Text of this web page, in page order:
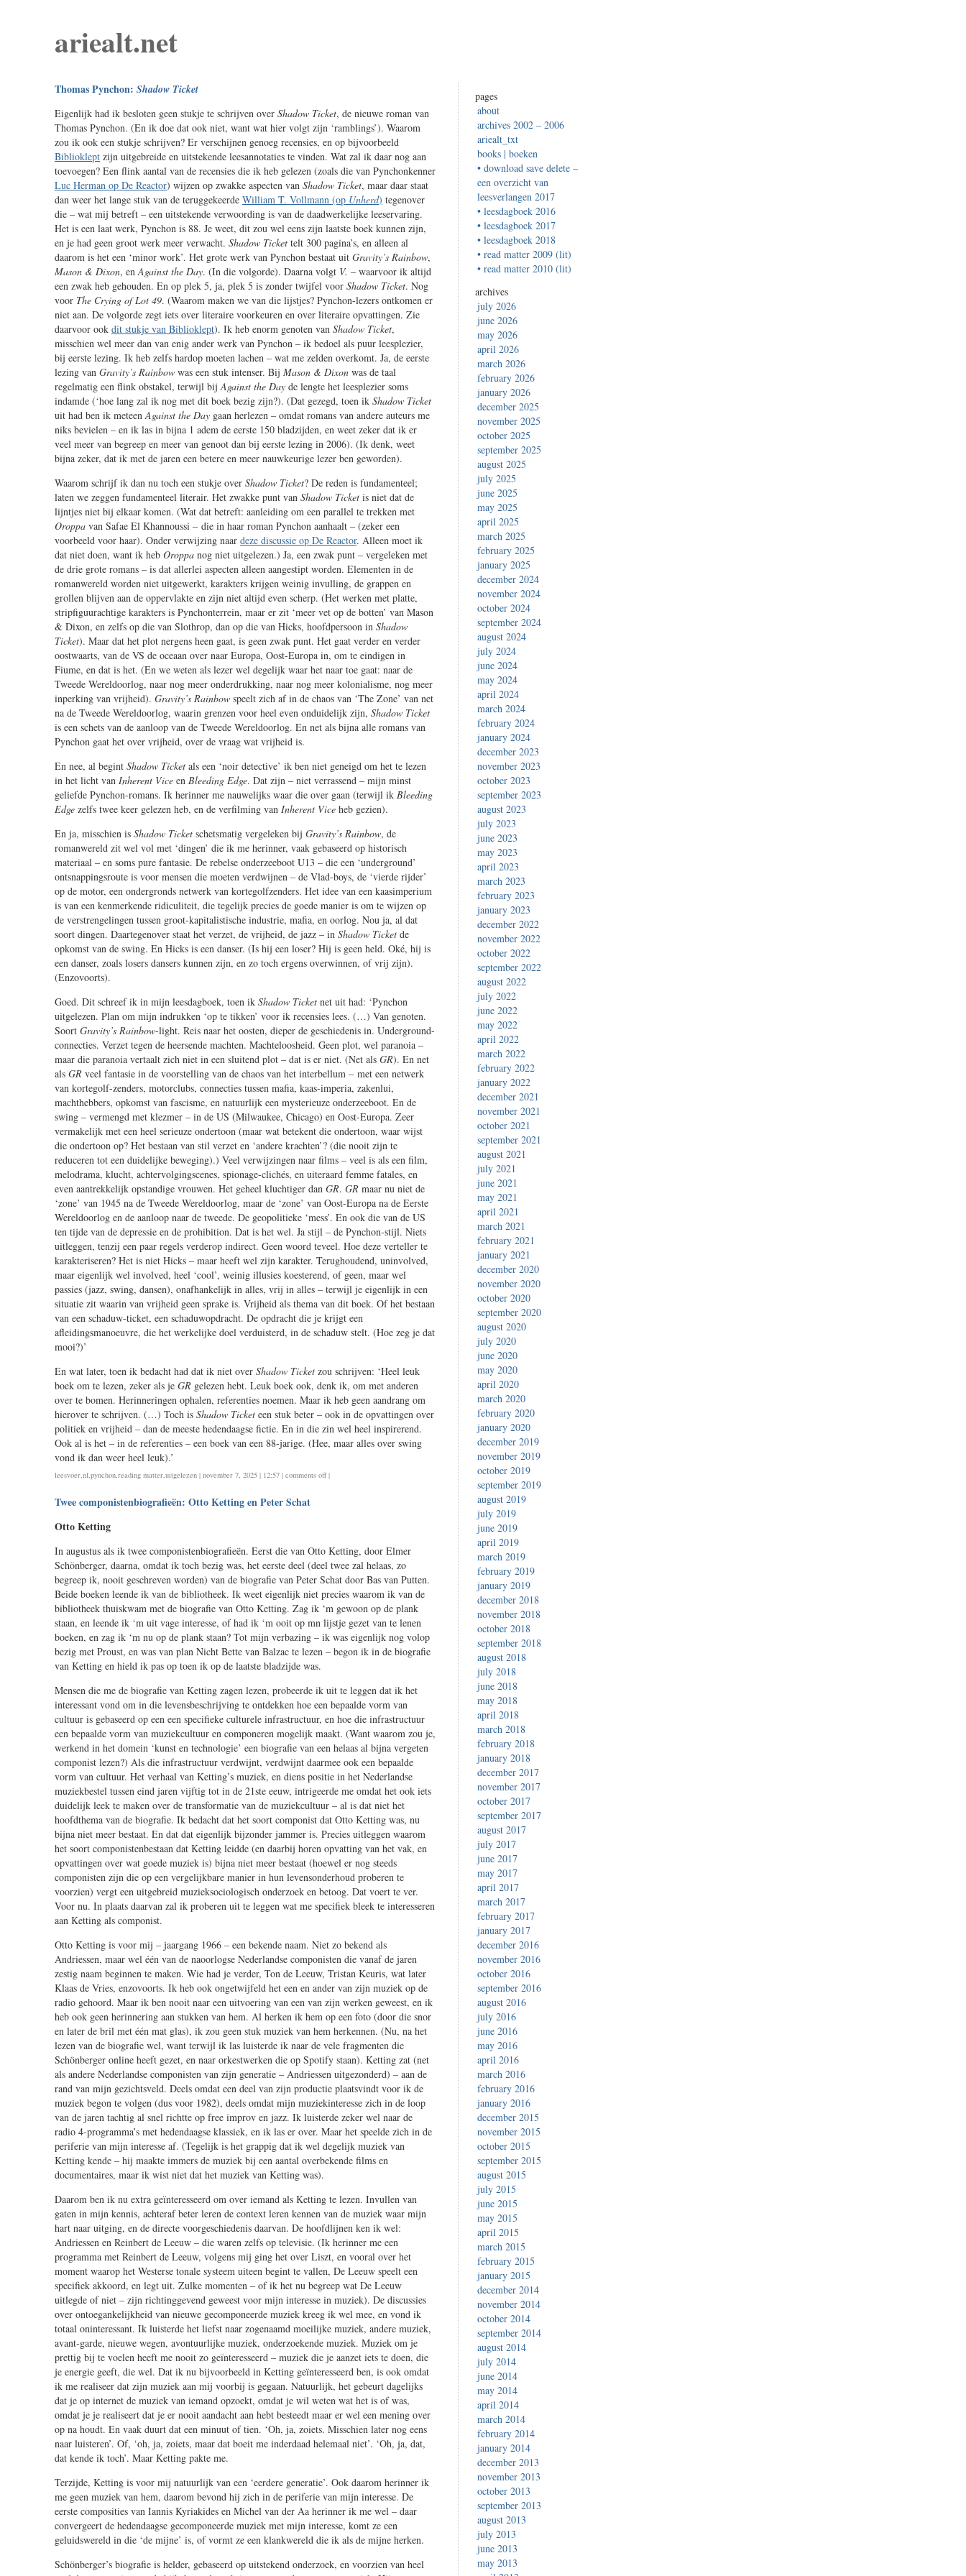
ariealt.net
Thomas Pynchon: Shadow Ticket
Eigenlijk had ik besloten geen stukje te schrijven over Shadow Ticket, de nieuwe roman van
Thomas Pynchon. (En ik doe dat ook niet, want wat hier volgt zijn ‘ramblings’). Waarom
zou ik ook een stukje schrijven? Er verschijnen genoeg recensies, en op bijvoorbeeld
Biblioklept zijn uitgebreide en uitstekende leesannotaties te vinden. Wat zal ik daar nog aan
toevoegen? Een flink aantal van de recensies die ik heb gelezen (zoals die van Pynchonkenner
Luc Herman op De Reactor) wijzen op zwakke aspecten van Shadow Ticket, maar daar staat
dan weer het lange stuk van de teruggekeerde William T. Vollmann (op Unherd) tegenover
die – wat mij betreft – een uitstekende verwoording is van de daadwerkelijke leeservaring.
Het is een laat werk, Pynchon is 88. Je weet, dit zou wel eens zijn laatste boek kunnen zijn,
en je had geen groot werk meer verwacht. Shadow Ticket telt 300 pagina’s, en alleen al
daarom is het een ‘minor work’. Het grote werk van Pynchon bestaat uit Gravity’s Rainbow,
Mason & Dixon, enAgainst the Day. (In die volgorde). Daarna volgt V. – waarvoor ik altijd
een zwak heb gehouden. En op plek 5, ja, plek 5 is zonder twijfel voor Shadow Ticket. Nog
voor The Crying of Lot 49. (Waarom maken we van die lijstjes? Pynchon-lezers ontkomen er
niet aan. De volgorde zegt iets over literaire voorkeuren en over literaire opvattingen. Zie
daarvoor ook dit stukje van Biblioklept). Ik heb enorm genoten van Shadow Ticket,
misschien wel meer dan van enig ander werk van Pynchon – ik bedoel als puur leesplezier,
bij eerste lezing. Ik heb zelfs hardop moeten lachen – wat me zelden overkomt. Ja, de eerste
lezing van Gravity’s Rainbow was een stuk intenser. Bij Mason & Dixon was de taal
regelmatig een flink obstakel, terwijl bijAgainst the Day de lengte het leesplezier soms
indamde (‘hoe lang zal ik nog met dit boek bezig zijn?). (Dat gezegd, toen ik Shadow Ticket
uit had ben ik meteenAgainst the Day gaan herlezen – omdat romans van andere auteurs me
niks bevielen – en ik las in bijna 1 adem de eerste 150 bladzijden, en weet zeker dat ik er
veel meer van begreep en meer van genoot dan bij eerste lezing in 2006). (Ik denk, weet
bijna zeker, dat ik met de jaren een betere en meer nauwkeurige lezer ben geworden).
Waarom schrijf ik dan nu toch een stukje over Shadow Ticket? De reden is fundamenteel;
laten we zeggen fundamenteel literair. Het zwakke punt van Shadow Ticket is niet dat de
lijntjes niet bij elkaar komen. (Wat dat betreft: aanleiding om een parallel te trekken met
Oroppa van Safae El Khannoussi – die in haar roman Pynchon aanhaalt – (zeker een
voorbeeld voor haar). Onder verwijzing naar deze discussie op De Reactor. Alleen moet ik
dat niet doen, want ik heb Oroppa nog niet uitgelezen.) Ja, een zwak punt – vergeleken met
de drie grote romans – is dat allerlei aspecten alleen aangestipt worden. Elementen in de
romanwereld worden niet uitgewerkt, karakters krijgen weinig invulling, de grappen en
grollen blijven aan de oppervlakte en zijn niet altijd even scherp. (Het werken met platte,
stripfiguurachtige karakters is Pynchonterrein, maar er zit ‘meer vet op de botten’ van Mason
& Dixon, en zelfs op die van Slothrop, dan op die van Hicks, hoofdpersoon in Shadow
Ticket). Maar dat het plot nergens heen gaat, is geen zwak punt. Het gaat verder en verder
oostwaarts, van de VS de oceaan over naar Europa, Oost-Europa in, om te eindigen in
Fiume, en dat is het. (En we weten als lezer wel degelijk waar het naar toe gaat: naar de
Tweede Wereldoorlog, naar nog meer onderdrukking, naar nog meer kolonialisme, nog meer
inperking van vrijheid). Gravity’s Rainbow speelt zich af in de chaos van ‘The Zone’ van net
na de Tweede Wereldoorlog, waarin grenzen voor heel even onduidelijk zijn, Shadow Ticket
is een schets van de aanloop van de Tweede Wereldoorlog. En net als bijna alle romans van
Pynchon gaat het over vrijheid, over de vraag wat vrijheid is.
En nee, al begint Shadow Ticket als een ‘noir detective’ ik ben niet geneigd om het te lezen
in het licht van Inherent Vice en Bleeding Edge. Dat zijn – niet verrassend – mijn minst
geliefde Pynchon-romans. Ik herinner me nauwelijks waar die over gaan (terwijl ik Bleeding
Edge zelfs twee keer gelezen heb, en de verfilming van Inherent Vice heb gezien).
En ja, misschien is Shadow Ticket schetsmatig vergeleken bij Gravity’s Rainbow, de
romanwereld zit wel vol met ‘dingen’ die ik me herinner, vaak gebaseerd op historisch
materiaal – en soms pure fantasie. De rebelse onderzeeboot U13 – die een ‘underground’
ontsnappingsroute is voor mensen die moeten verdwijnen – de Vlad-boys, de ‘vierde rijder’
op de motor, een ondergronds netwerk van kortegolfzenders. Het idee van een kaasimperium
is van een kenmerkende ridiculiteit, die tegelijk precies de goede manier is om te wijzen op
de verstrengelingen tussen groot-kapitalistische industrie, mafia, en oorlog. Nou ja, al dat
soort dingen. Daartegenover staat het verzet, de vrijheid, de jazz – in Shadow Ticket de
opkomst van de swing. En Hicks is een danser. (Is hij een loser? Hij is geen held. Oké, hij is
een danser, zoals losers dansers kunnen zijn, en zo toch ergens overwinnen, of vrij zijn).
(Enzovoorts).
Goed. Dit schreef ik in mijn leesdagboek, toen ik Shadow Ticket net uit had: ‘Pynchon
uitgelezen. Plan om mijn indrukken ‘op te tikken’ voor ik recensies lees. (…) Van genoten.
Soort Gravity’s Rainbow-light. Reis naar het oosten, dieper de geschiedenis in. Underground-
connecties. Verzet tegen de heersende machten. Machteloosheid. Geen plot, wel paranoia –
maar die paranoia vertaalt zich niet in een sluitend plot – dat is er niet. (Net als GR). En net
als GR veel fantasie in de voorstelling van de chaos van het interbellum – met een netwerk
van kortegolf-zenders, motorclubs, connecties tussen mafia, kaas-imperia, zakenlui,
machthebbers, opkomst van fascisme, en natuurlijk een mysterieuze onderzeeboot. En de
swing – vermengd met klezmer – in de US (Milwaukee, Chicago) en Oost-Europa. Zeer
vermakelijk met een heel serieuze ondertoon (maar wat betekent die ondertoon, waar wijst
die ondertoon op? Het bestaan van stil verzet en ‘andere krachten’? (die nooit zijn te
reduceren tot een duidelijke beweging).) Veel verwijzingen naar films – veel is als een film,
melodrama, klucht, achtervolgingscenes, spionage-clichés, en uiteraard femme fatales, en
even aantrekkelijk opstandige vrouwen. Het geheel kluchtiger dan GR. GR maar nu niet de
‘zone’ van 1945 na de Tweede Wereldoorlog, maar de ‘zone’ van Oost-Europa na de Eerste
Wereldoorlog en de aanloop naar de tweede. De geopolitieke ‘mess’. En ook die van de US
ten tijde van de depressie en de prohibition. Dat is het wel. Ja stijl – de Pynchon-stijl. Niets
uitleggen, tenzij een paar regels verderop indirect. Geen woord teveel. Hoe deze verteller te
karakteriseren? Het is niet Hicks – maar heeft wel zijn karakter. Terughoudend, uninvolved,
maar eigenlijk wel involved, heel ‘cool’, weinig illusies koesterend, of geen, maar wel
passies (jazz, swing, dansen), onafhankelijk in alles, vrij in alles – terwijl je eigenlijk in een
situatie zit waarin van vrijheid geen sprake is. Vrijheid als thema van dit boek. Of het bestaan
van een schaduw-ticket, een schaduwopdracht. De opdracht die je krijgt een
afleidingsmanoeuvre, die het werkelijke doel verduisterd, in de schaduw stelt. (Hoe zeg je dat
mooi?)’
En wat later, toen ik bedacht had dat ik niet over Shadow Ticket zou schrijven: ‘Heel leuk
boek om te lezen, zeker als je GR gelezen hebt. Leuk boek ook, denk ik, om met anderen
over te bomen. Herinneringen ophalen, referenties noemen. Maar ik heb geen aandrang om
hierover te schrijven. (…) Toch is Shadow Ticket een stuk beter – ook in de opvattingen over
politiek en vrijheid – dan de meeste hedendaagse fictie. En in die zin wel heel inspirerend.
Ook al is het – in de referenties – een boek van een 88-jarige. (Hee, maar alles over swing
vond ik dan weer heel leuk).’
leesvoer,nl,pynchon,reading matter,uitgelezen | november 7, 2025 | 12:57 | comments offon
|
Twee componistenbiografieën: Otto Ketting en Peter Schat
Otto Ketting
In augustus als ik twee componistenbiografieën. Eerst die van Otto Ketting, door Elmer
Schönberger, daarna, omdat ik toch bezig was, het eerste deel (deel twee zal helaas, zo
begreep ik, nooit geschreven worden) van de biografie van Peter Schat door Bas van Putten.
Beide boeken leende ik van de bibliotheek. Ik weet eigenlijk niet precies waarom ik van de
bibliotheek thuiskwam met de biografie van Otto Ketting. Zag ik ‘m gewoon op de plank
staan, en leende ik ‘m uit vage interesse, of had ik ‘m ooit op mn lijstje gezet van te lenen
boeken, en zag ik ‘m nu op de plank staan? Tot mijn verbazing – ik was eigenlijk nog volop
bezig met Proust, en was van plan Nicht Bette van Balzac te lezen – begon ik in de biografie
van Ketting en hield ik pas op toen ik op de laatste bladzijde was.
Mensen die me de biografie van Ketting zagen lezen, probeerde ik uit te leggen dat ik het
interessant vond om in die levensbeschrijving te ontdekken hoe een bepaalde vorm van
cultuur is gebaseerd op een een specifieke culturele infrastructuur, en hoe die infrastructuur
een bepaalde vorm van muziekcultuur en componeren mogelijk maakt. (Want waarom zou je,
werkend in het domein ‘kunst en technologie’ een biografie van een helaas al bijna vergeten
componist lezen?) Als die infrastructuur verdwijnt, verdwijnt daarmee ook een bepaalde
vorm van cultuur. Het verhaal van Ketting’s muziek, en diens positie in het Nederlandse
muziekbestel tussen eind jaren vijftig tot in de 21ste eeuw, intrigeerde me omdat het ook iets
duidelijk leek te maken over de transformatie van de muziekcultuur – al is dat niet het
hoofdthema van de biografie. Ik bedacht dat het soort componist dat Otto Ketting was, nu
bijna niet meer bestaat. En dat dat eigenlijk bijzonder jammer is. Precies uitleggen waarom
het soort componistenbestaan dat Ketting leidde (en daarbij horen opvatting van het vak, en
opvattingen over wat goede muziek is) bijna niet meer bestaat (hoewel er nog steeds
componisten zijn die op een vergelijkbare manier in hun levensonderhoud proberen te
voorzien) vergt een uitgebreid muzieksociologisch onderzoek en betoog. Dat voert te ver.
Voor nu. In plaats daarvan zal ik proberen uit te leggen wat me specifiek bleek te interesseren
aan Ketting als componist.
Otto Ketting is voor mij – jaargang 1966 – een bekende naam. Niet zo bekend als
Andriessen, maar wel één van de naoorlogse Nederlandse componisten die vanaf de jaren
zestig naam beginnen te maken. Wie had je verder, Ton de Leeuw, Tristan Keuris, wat later
Klaas de Vries, enzovoorts. Ik heb ook ongetwijfeld het een en ander van zijn muziek op de
radio gehoord. Maar ik ben nooit naar een uitvoering van een van zijn werken geweest, en ik
heb ook geen herinnering aan stukken van hem. Al herken ik hem op een foto (door die snor
en later de bril met één mat glas), ik zou geen stuk muziek van hem herkennen. (Nu, na het
lezen van de biografie wel, want terwijl ik las luisterde ik naar de vele fragmenten die
Schönberger online heeft gezet, en naar orkestwerken die op Spotify staan). Ketting zat (net
als andere Nederlandse componisten van zijn generatie – Andriessen uitgezonderd) – aan de
rand van mijn gezichtsveld. Deels omdat een deel van zijn productie plaatsvindt voor ik de
muziek begon te volgen (dus voor 1982), deels omdat mijn muziekinteresse zich in de loop
van de jaren tachtig al snel richtte op free improv en jazz. Ik luisterde zeker wel naar de
radio 4-programma’s met hedendaagse klassiek, en ik las er over. Maar het speelde zich in de
periferie van mijn interesse af. (Tegelijk is het grappig dat ik wel degelijk muziek van
Ketting kende – hij maakte immers de muziek bij een aantal overbekende films en
documentaires, maar ik wist niet dat het muziek van Ketting was).
Daarom ben ik nu extra geïnteresseerd om over iemand als Ketting te lezen. Invullen van
gaten in mijn kennis, achteraf beter leren de context leren kennen van de muziek waar mijn
hart naar uitging, en de directe voorgeschiedenis daarvan. De hoofdlijnen ken ik wel:
Andriessen en Reinbert de Leeuw – die waren zelfs op televisie. (Ik herinner me een
programma met Reinbert de Leeuw, volgens mij ging het over Liszt, en vooral over het
moment waarop het Westerse tonale systeem uiteen begint te vallen, De Leeuw speelt een
specifiek akkoord, en legt uit. Zulke momenten – of ik het nu begreep wat De Leeuw
uitlegde of niet – zijn richtinggevend geweest voor mijn interesse in muziek). De discussies
over ontoegankelijkheid van nieuwe gecomponeerde muziek kreeg ik wel mee, en vond ik
totaal oninteressant. Ik luisterde het liefst naar zogenaamd moeilijke muziek, andere muziek,
avant-garde, nieuwe wegen, avontuurlijke muziek, onderzoekende muziek. Muziek om je
prettig bij te voelen heeft me nooit zo geïnteresseerd – muziek die je aanzet iets te doen, die
je energie geeft, die wel. Dat ik nu bijvoorbeeld in Ketting geïnteresseerd ben, is ook omdat
ik me realiseer dat zijn muziek aan mij voorbij is gegaan. Natuurlijk, het gebeurt dagelijks
dat je op internet de muziek van iemand opzoekt, omdat je wil weten wat het is of was,
omdat je je realiseert dat je er nooit aandacht aan hebt besteedt maar er wel een mening over
op na houdt. En vaak duurt dat een minuut of tien. ‘Oh, ja, zoiets. Misschien later nog eens
naar luisteren’. Of, ‘oh, ja, zoiets, maar dat boeit me inderdaad helemaal niet’. ‘Oh, ja, dat,
dat kende ik toch’. Maar Ketting pakte me.
Terzijde, Ketting is voor mij natuurlijk van een ‘eerdere generatie’. Ook daarom herinner ik
me geen muziek van hem, daarom bevond hij zich in de periferie van mijn interesse. De
eerste composities van Iannis Kyriakides en Michel van der Aa herinner ik me wel – daar
convergeert de hedendaagse gecomponeerde muziek met mijn interesse, komt ze een
geluidswereld in die ‘de mijne’ is, of vormt ze een klankwereld die ik als de mijne herken.
Schönberger’s biografie is helder, gebaseerd op uitstekend onderzoek, en voorzien van heel
pages
about
archives 2002 – 2006
ariealt_txt
books | boeken
• download save delete –
een overzicht van
leesverlangen 2017
• leesdagboek 2016
• leesdagboek 2017
• leesdagboek 2018
• read matter 2009 (lit)
• read matter 2010 (lit)
archives
july 2026
june 2026
may 2026
april 2026
march 2026
february 2026
january 2026
december 2025
november 2025
october 2025
september 2025
august 2025
july 2025
june 2025
may 2025
april 2025
march 2025
february 2025
january 2025
december 2024
november 2024
october 2024
september 2024
august 2024
july 2024
june 2024
may 2024
april 2024
march 2024
february 2024
january 2024
december 2023
november 2023
october 2023
september 2023
august 2023
july 2023
june 2023
may 2023
april 2023
march 2023
february 2023
january 2023
december 2022
november 2022
october 2022
september 2022
august 2022
july 2022
june 2022
may 2022
april 2022
march 2022
february 2022
january 2022
december 2021
november 2021
october 2021
september 2021
august 2021
july 2021
june 2021
may 2021
april 2021
march 2021
february 2021
january 2021
december 2020
november 2020
october 2020
september 2020
august 2020
july 2020
june 2020
may 2020
april 2020
march 2020
february 2020
january 2020
december 2019
november 2019
october 2019
september 2019
august 2019
july 2019
june 2019
april 2019
march 2019
february 2019
january 2019
december 2018
november 2018
october 2018
september 2018
august 2018
july 2018
june 2018
may 2018
april 2018
march 2018
february 2018
january 2018
december 2017
november 2017
october 2017
september 2017
august 2017
july 2017
june 2017
may 2017
april 2017
march 2017
february 2017
january 2017
december 2016
november 2016
october 2016
september 2016
august 2016
july 2016
june 2016
may 2016
april 2016
march 2016
february 2016
january 2016
december 2015
november 2015
october 2015
september 2015
august 2015
july 2015
june 2015
may 2015
april 2015
march 2015
february 2015
january 2015
december 2014
november 2014
october 2014
september 2014
august 2014
july 2014
june 2014
may 2014
april 2014
march 2014
february 2014
january 2014
december 2013
november 2013
october 2013
september 2013
august 2013
july 2013
june 2013
may 2013